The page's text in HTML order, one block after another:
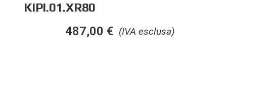
KIPI.01.XR80
(IVA esclusa)
487,00 €